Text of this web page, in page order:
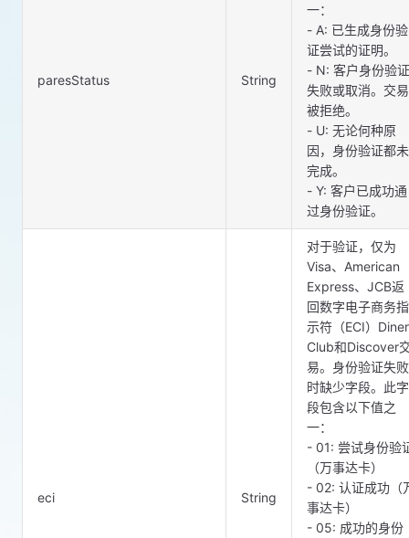
paresStatus String
一：
- A: 已生成身份验
证尝试的证明。
- N: 客户身份验证
失败或取消。交易
被拒绝。
- U: 无论何种原
因，身份验证都未
完成。
- Y: 客户已成功通
过身份验证。
eci String
对于验证，仅为
Visa、American
Express、JCB返
回数字电子商务指
示符（ECI）
Club和Discover
易。身份验证失败
时缺少字段。此字
段包含以下值之
一：
- 01: 尝试身份验
（万事达卡）
- 02: 认证成功（
事达卡）
- 05: 成功的身份